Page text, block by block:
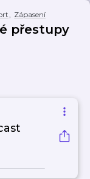
, Zápasení
přestupy